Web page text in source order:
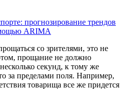
прогнозирование трендов
ARIMA
со зрителями, это не
прощание не должно
секунд, к тому же
за пределами поля. Например,
товарища все же придется